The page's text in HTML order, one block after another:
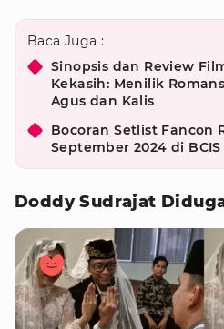
Baca Juga :
Sinopsis dan Review
Kekasih: Menilik
Agus dan Kalis
Bocoran Setlist Fancon
September 2024 di
Doddy Sudrajat